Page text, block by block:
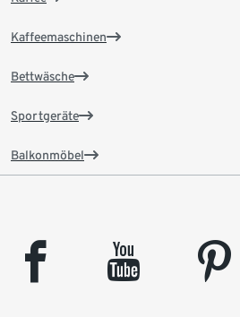
Kaffeemaschinen
Bettwäsche
Sportgeräte
Balkonmöbel
facebook youtube pinterest